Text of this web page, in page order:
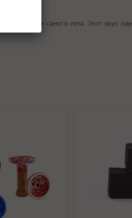
сладости самого лета. Этот вкус